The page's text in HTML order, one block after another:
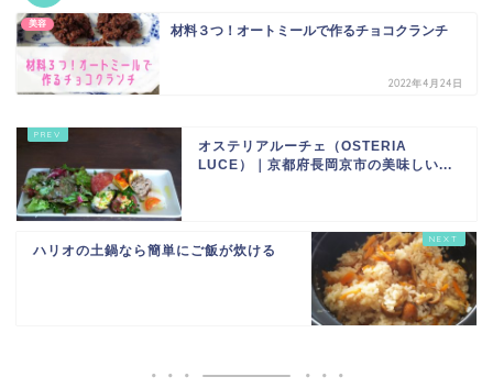
美容 材料３つ！オートミールで作るチョコクランチ
2022年4月24日
オステリアルーチェ（OSTERIA
LUCE）｜京都府長岡京市の美味しい...
ハリオの土鍋なら簡単にご飯が炊ける